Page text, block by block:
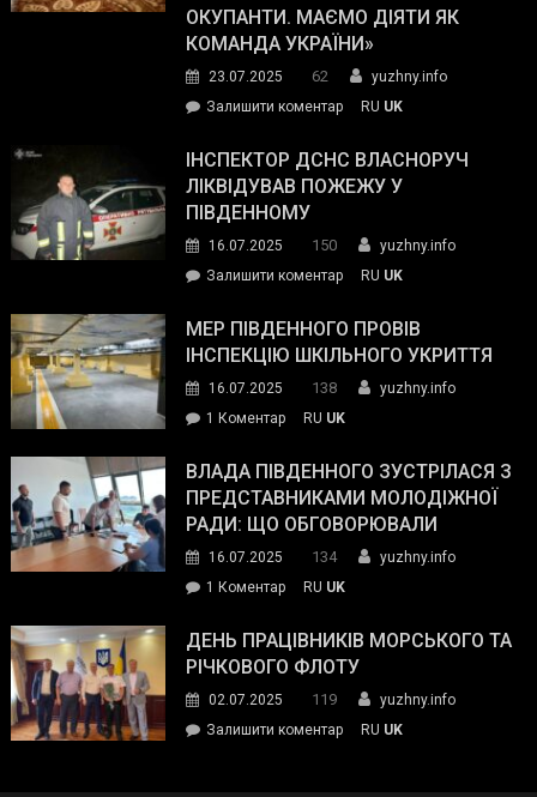
матеріального
резерву
гуманітарну
допомогу
ОКУПАНТИ. МАЄМО ДІЯТИ ЯК
КОМАНДА УКРАЇНИ»
23.07.2025 62
yuzhny.info
Залишити коментарon
провів
нараду
силових
та
органів:
«Наш
спільний
окупанти.
Маємо
діяти
команда
RU UK
ІНСПЕКТОР ДСНС ВЛАСНОРУЧ
ЛІКВІДУВАВ ПОЖЕЖУ У
ПІВДЕННОМУ
16.07.2025 150
yuzhny.info
Залишити коментарon
ДСНС
власноруч
пожежу
у
RU UK
МЕР ПІВДЕННОГО ПРОВІВ
ІНСПЕКЦІЮ ШКІЛЬНОГО УКРИТТЯ
16.07.2025 138
yuzhny.info
1 Коментардо
Південного
провів
інспекцію
укриття
RU UK
ВЛАДА ПІВДЕННОГО ЗУСТРІЛАСЯ З
ПРЕДСТАВНИКАМИ МОЛОДІЖНОЇ
РАДИ: ЩО ОБГОВОРЮВАЛИ
16.07.2025 134
yuzhny.info
1 Коментардо
Південного
зустрілася
представниками
молодіжної
RU UK
ДЕНЬ ПРАЦІВНИКІВ МОРСЬКОГО ТА
РІЧКОВОГО ФЛОТУ
02.07.2025 119
yuzhny.info
Залишити коментарon
RU UK